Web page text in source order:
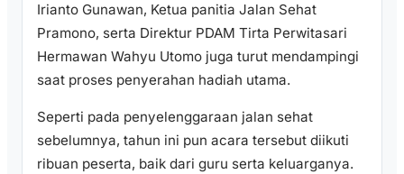
Irianto Gunawan, Ketua panitia Jalan Sehat
Pramono, serta Direktur PDAM Tirta Perwitasari
Hermawan Wahyu Utomo juga turut mendampingi
saat proses penyerahan hadiah utama.
Seperti pada penyelenggaraan jalan sehat
sebelumnya, tahun ini pun acara tersebut diikuti
ribuan peserta, baik dari guru serta keluarganya.